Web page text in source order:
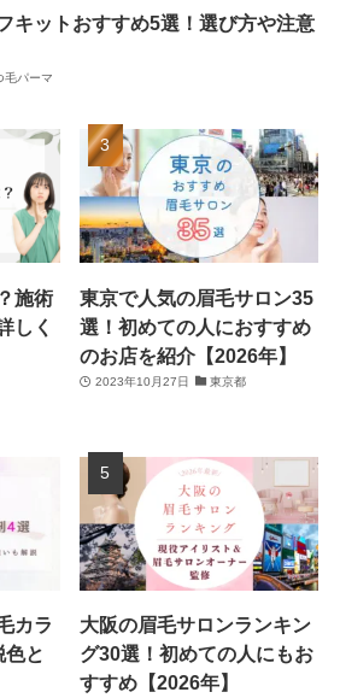
キットおすすめ5選！選び方や注意
毛パーマ
施術
しく
東京で人気の眉毛サロン35
選！初めての人におすすめ
のお店を紹介【2026年】
2023年10月27日 東京都
カラ
色と
大阪の眉毛サロンランキン
グ30選！初めての人にもお
すすめ【2026年】